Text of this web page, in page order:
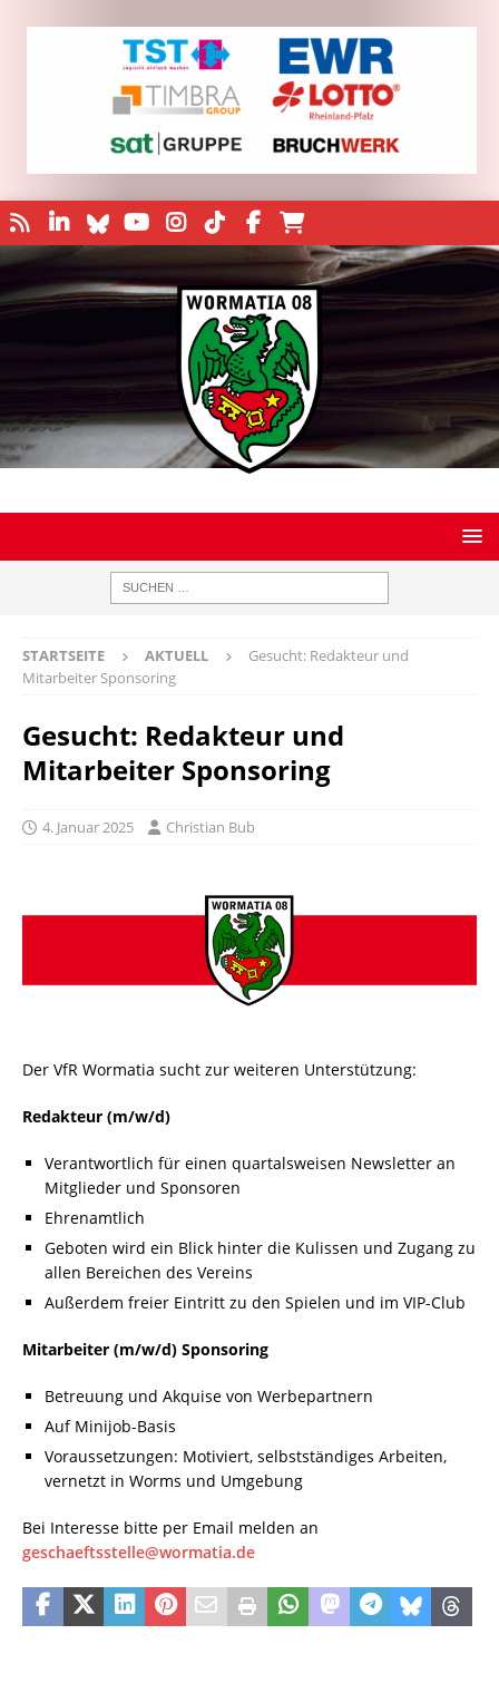
STARTSEITE AKTUELL
Gesucht: Redakteur und
Mitarbeiter Sponsoring
Gesucht: Redakteur und
Mitarbeiter Sponsoring
4. Januar 2025 Christian Bub
Der VfR Wormatia sucht zur weiteren Unterstützung:
Redakteur (m/w/d)
Verantwortlich für einen quartalsweisen Newsletter an
Mitglieder und Sponsoren
Ehrenamtlich
Geboten wird ein Blick hinter die Kulissen und Zugang zu
allen Bereichen des Vereins
Außerdem freier Eintritt zu den Spielen und im VIP-Club
Mitarbeiter (m/w/d) Sponsoring
Betreuung und Akquise von Werbepartnern
Auf Minijob-Basis
Voraussetzungen: Motiviert, selbstständiges Arbeiten,
vernetzt in Worms und Umgebung
Bei Interesse bitte per Email melden an
geschaeftsstelle@wormatia.de